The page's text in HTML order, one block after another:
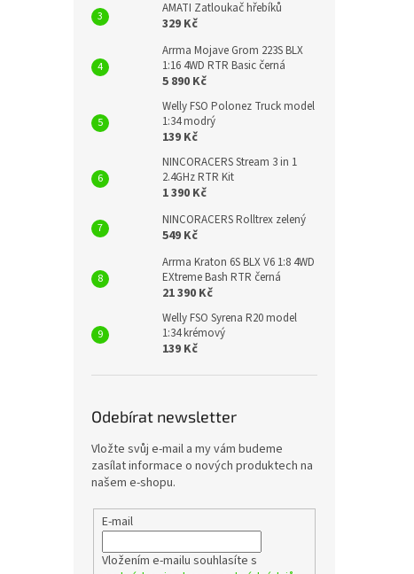
AMATI Zatloukač hřebíků
329 Kč
Arrma Mojave Grom 223S BLX
1:16 4WD RTR Basic černá
5 890 Kč
Welly FSO Polonez Truck model
1:34 modrý
139 Kč
NINCORACERS Stream 3 in 1
2.4GHz RTR Kit
1 390 Kč
NINCORACERS Rolltrex zelený
549 Kč
Arrma Kraton 6S BLX V6 1:8 4WD
EXtreme Bash RTR černá
21 390 Kč
Welly FSO Syrena R20 model
1:34 krémový
139 Kč
Odebírat newsletter
Vložte svůj e-mail a my vám budeme
zasílat informace o nových produktech na
našem e-shopu.
E-mail
Vložením e-mailu souhlasíte s